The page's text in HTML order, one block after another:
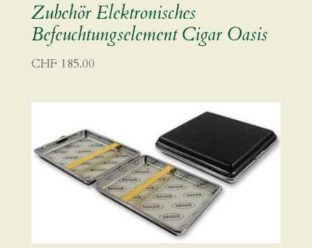
Zubehör Elektronisches
Befeuchtungselement Cigar Oasis
CHF 185.00